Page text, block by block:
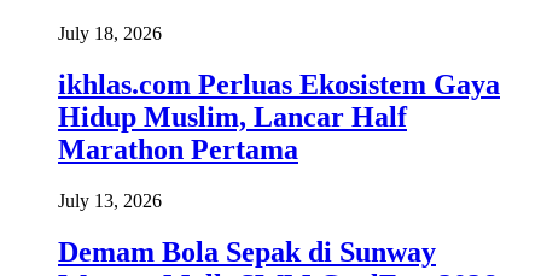
July 18, 2026
ikhlas.com Perluas Ekosistem Gaya
Hidup Muslim, Lancar Half
Marathon Pertama
July 13, 2026
Demam Bola Sepak di Sunway